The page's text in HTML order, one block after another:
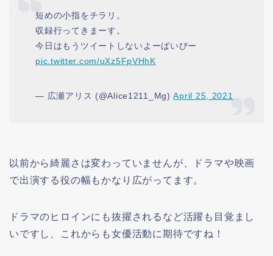
短めの小指をチラリ。
収録行ってきまーす。
今日はもうツイートしないよーばいびー
pic.twitter.com/uXz5FpVHhK
— 広瀬アリス (@Alice1211_Mg)April 25, 2021
以前から綺麗さは変わっていませんが、ドラマや映画
で出演する役の幅もかなり広がってます。
ドラマのヒロインにも抜擢されるなど活躍も目覚まし
いですし、これからも女優活動に期待ですね！